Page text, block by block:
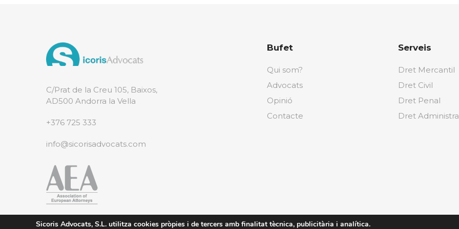
C/Prat de la Creu 105, Baixos,
AD500 Andorra la Vella
+376 725 333
info@sicorisadvocats.com
Bufet
Qui som?
Advocats
Opinió
Contacte
Serveis
Dret Mercantil
Dret Civil
Dret Penal
Dret
Sicoris Advocats, S.L. utilitza cookies pròpies i de tercers amb finalitat tècnica, publicitària i analítica.